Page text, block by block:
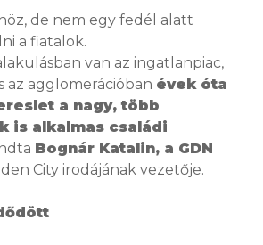
de nem egy fedél alatt
a fiatalok.
van az ingatlanpiac,
az agglomerációban évek óta
a nagy, több
is alkalmas családi
Bognár Katalin, a GDN
City irodájának vezetője.